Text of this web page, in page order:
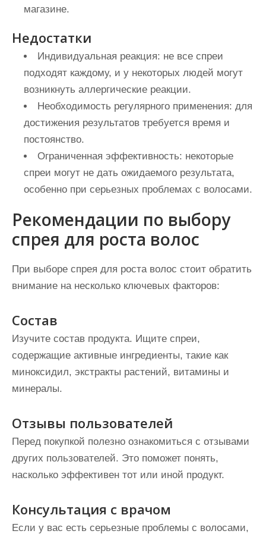
магазине.
Недостатки
Индивидуальная реакция: не все спреи
подходят каждому, и у некоторых людей могут
возникнуть аллергические реакции.
Необходимость регулярного применения: для
достижения результатов требуется время и
постоянство.
Ограниченная эффективность: некоторые
спреи могут не дать ожидаемого результата,
особенно при серьезных проблемах с волосами.
Рекомендации по выбору
спрея для роста волос
При выборе спрея для роста волос стоит обратить
внимание на несколько ключевых факторов:
Состав
Изучите состав продукта. Ищите спреи,
содержащие активные ингредиенты, такие как
миноксидил, экстракты растений, витамины и
минералы.
Отзывы пользователей
Перед покупкой полезно ознакомиться с отзывами
других пользователей. Это поможет понять,
насколько эффективен тот или иной продукт.
Консультация с врачом
Если у вас есть серьезные проблемы с волосами,